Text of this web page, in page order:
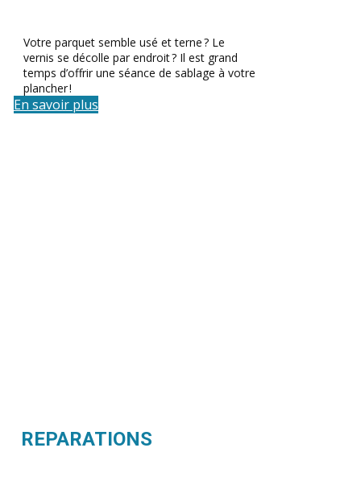
Votre parquet semble usé et terne ? Le
vernis se décolle par endroit ? Il est grand
temps d’offrir une séance de sablage à votre
plancher !
En savoir plus
REPARATIONS